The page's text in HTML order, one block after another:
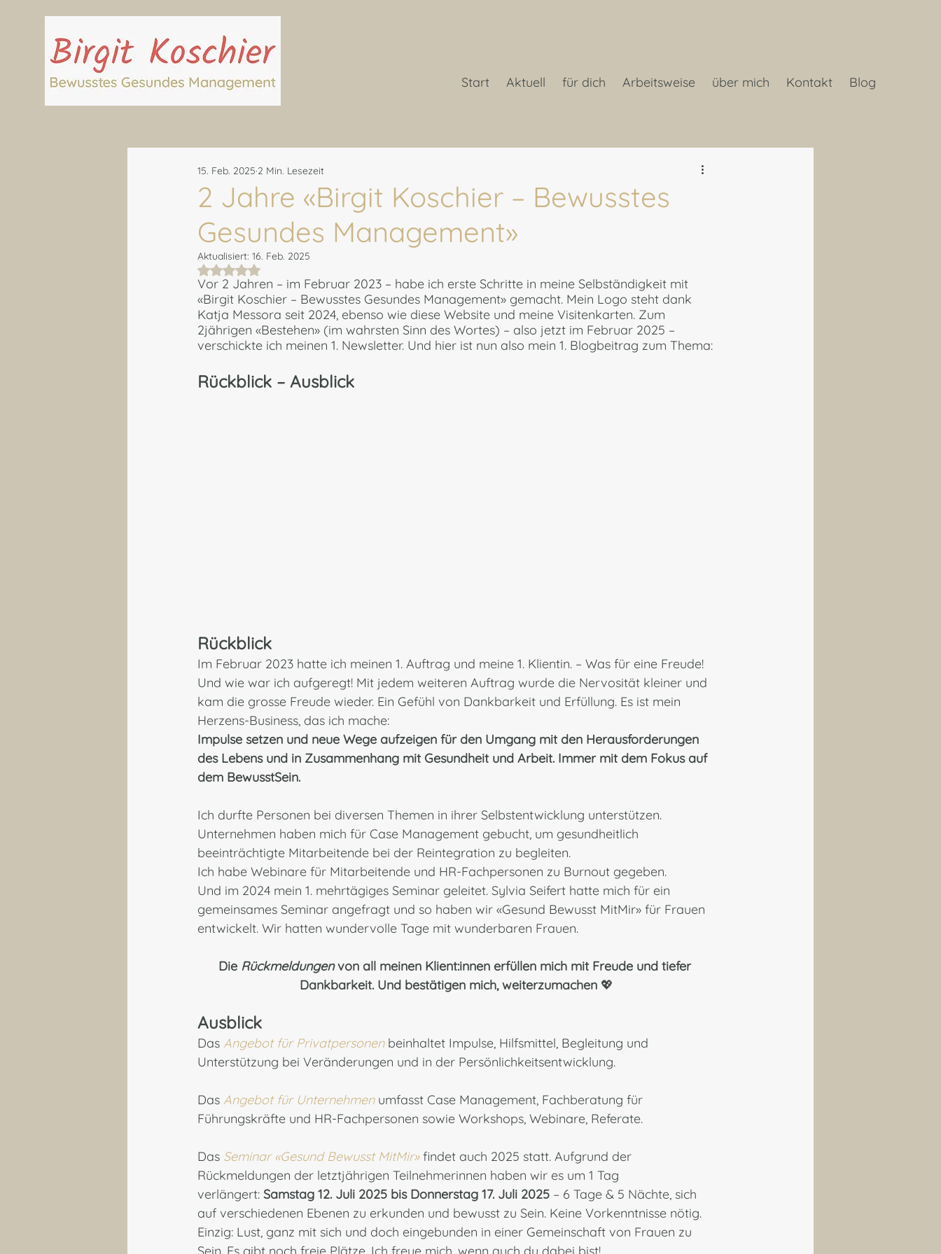
Start Aktuell für dich Arbeitsweise über mich Kontakt Blog
2 Jahre «Birgit Koschier – Bewusstes
Gesundes Management»
15. Feb. 2025 2 Min. Lesezeit
Aktualisiert: 16. Feb. 2025
Mit NaN von 5 Sternen bewertet.
Vor 2 Jahren – im Februar 2023 – habe ich erste Schritte in meine Selbständigkeit mit
«Birgit Koschier – Bewusstes Gesundes Management» gemacht. Mein Logo steht dank
Katja Messora seit 2024, ebenso wie diese Website und meine Visitenkarten. Zum
2jährigen «Bestehen» (im wahrsten Sinn des Wortes) – also jetzt im Februar 2025 –
verschickte ich meinen 1. Newsletter. Und hier ist nun also mein 1. Blogbeitrag zum Thema:
Rückblick – Ausblick
Rückblick
Im Februar 2023 hatte ich meinen 1. Auftrag und meine 1. Klientin. – Was für eine Freude!
Und wie war ich aufgeregt! Mit jedem weiteren Auftrag wurde die Nervosität kleiner und
kam die grosse Freude wieder. Ein Gefühl von Dankbarkeit und Erfüllung. Es ist mein
Herzens-Business, das ich mache:
Impulse setzen und neue Wege aufzeigen für den Umgang mit den Herausforderungen
des Lebens und in Zusammenhang mit Gesundheit und Arbeit. Immer mit dem Fokus auf
dem BewusstSein.
Ich durfte Personen bei diversen Themen in ihrer Selbstentwicklung unterstützen.
Unternehmen haben mich für Case Management gebucht, um gesundheitlich
beeinträchtigte Mitarbeitende bei der Reintegration zu begleiten.
Ich habe Webinare für Mitarbeitende und HR-Fachpersonen zu Burnout gegeben.
Und im 2024 mein 1. mehrtägiges Seminar geleitet. Sylvia Seifert hatte mich für ein
gemeinsames Seminar angefragt und so haben wir «Gesund Bewusst MitMir» für Frauen
entwickelt. Wir hatten wundervolle Tage mit wunderbaren Frauen.
Die Rückmeldungen von all meinen Klient:innen erfüllen mich mit Freude und tiefer
Dankbarkeit. Und bestätigen mich, weiterzumachen 💖
Ausblick
Das Angebot für Privatpersonen beinhaltet Impulse, Hilfsmittel, Begleitung und
Unterstützung bei Veränderungen und in der Persönlichkeitsentwicklung.
Das Angebot für Unternehmen umfasst Case Management, Fachberatung für
Führungskräfte und HR-Fachpersonen sowie Workshops, Webinare, Referate.
Das Seminar «Gesund Bewusst MitMir» findet auch 2025 statt. Aufgrund der
Rückmeldungen der letztjährigen Teilnehmerinnen haben wir es um 1 Tag
verlängert: Samstag 12. Juli 2025 bis Donnerstag 17. Juli 2025 – 6 Tage & 5 Nächte, sich
auf verschiedenen Ebenen zu erkunden und bewusst zu Sein. Keine Vorkenntnisse nötig.
Einzig: Lust, ganz mit sich und doch eingebunden in einer Gemeinschaft von Frauen zu